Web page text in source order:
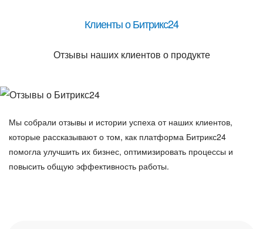
Клиенты о Битрикс24
Отзывы наших клиентов о продукте
Мы собрали отзывы и истории успеха от наших клиентов,
которые рассказывают о том, как платформа Битрикс24
помогла улучшить их бизнес, оптимизировать процессы и
повысить общую эффективность работы.